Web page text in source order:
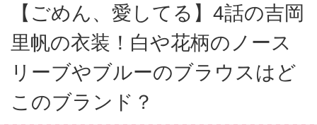
【ごめん、愛してる】4話の吉岡
里帆の衣装！白や花柄のノース
リーブやブルーのブラウスはど
このブランド？